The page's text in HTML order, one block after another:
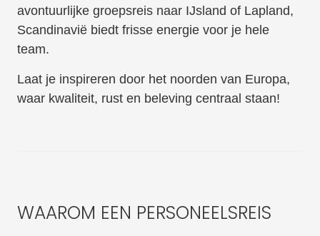
avontuurlijke groepsreis naar IJsland of Lapland,
Scandinavië biedt frisse energie voor je hele
team.
Laat je inspireren door het noorden van Europa,
waar kwaliteit, rust en beleving centraal staan!
WAAROM EEN PERSONEELSREIS